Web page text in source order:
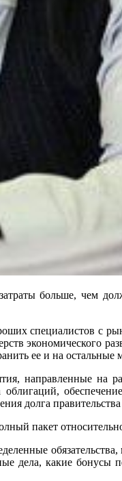
больше, чем
специалистов с
экономического
ее и на
направленные на
долга
пакет
дела, какие бонусы